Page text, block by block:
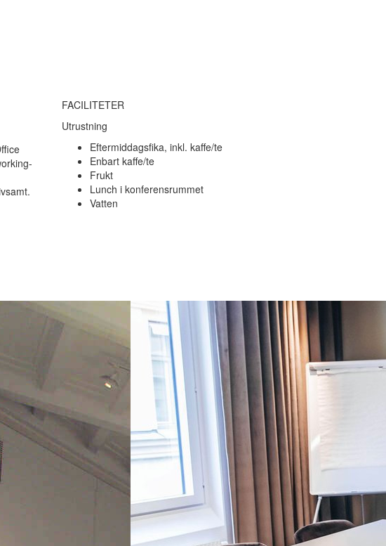
FACILITETER
Utrustning
Eftermiddagsfika, inkl. kaffe/te
Enbart kaffe/te
Frukt
Lunch i konferensrummet
Vatten